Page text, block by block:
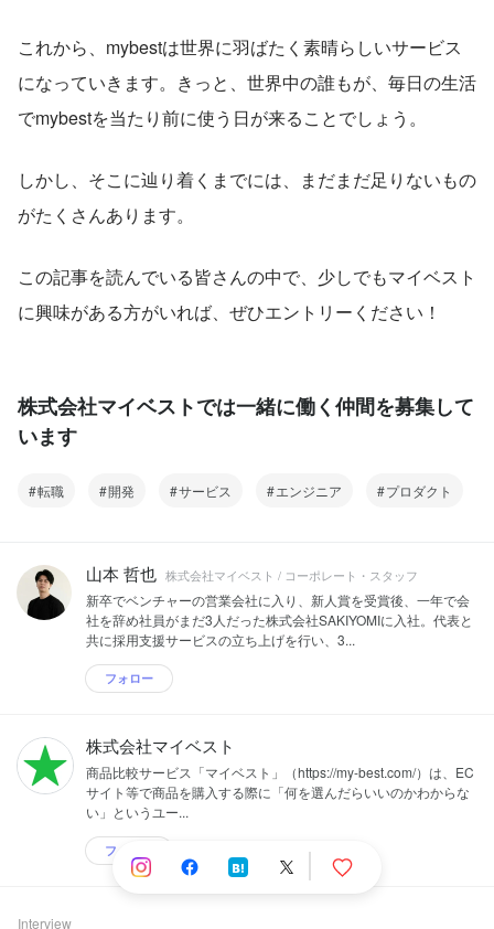
これから、mybestは世界に羽ばたく素晴らしいサービス
になっていきます。きっと、世界中の誰もが、毎日の生活
でmybestを当たり前に使う日が来ることでしょう。
しかし、そこに辿り着くまでには、まだまだ足りないもの
がたくさんあります。
この記事を読んでいる皆さんの中で、少しでもマイベスト
に興味がある方がいれば、ぜひエントリーください！
株式会社マイベストでは一緒に働く仲間を募集して
います
転職 開発 サービス エンジニア プロダクト
山本 哲也 株式会社マイベスト / コーポレート・スタッフ
新卒でベンチャーの営業会社に入り、新人賞を受賞後、一年で会
社を辞め社員がまだ3人だった株式会社SAKIYOMIに入社。代表と
共に採用支援サービスの立ち上げを行い、3...
フォロー
株式会社マイベスト
商品比較サービス「マイベスト」（https://my-best.com/）は、EC
サイト等で商品を購入する際に「何を選んだらいいのかわからな
い」というユー...
フォロー
Interview